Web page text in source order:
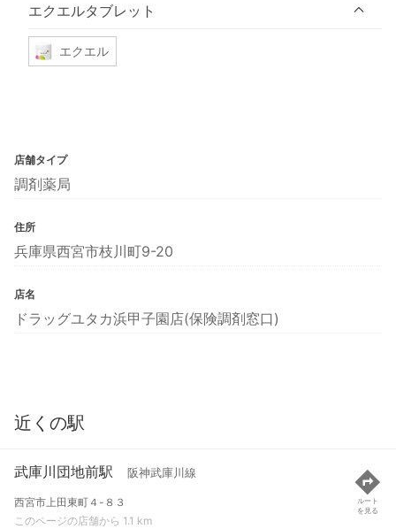
エクエルタブレット
エクエル
店舗タイプ
調剤薬局
住所
兵庫県西宮市枝川町9-20
店名
ドラッグユタカ浜甲子園店(保険調剤窓口)
近くの駅
武庫川団地前駅 阪神武庫川線
西宮市上田東町４-８３
このページの店舗から 1.1 km
ルート
を見る